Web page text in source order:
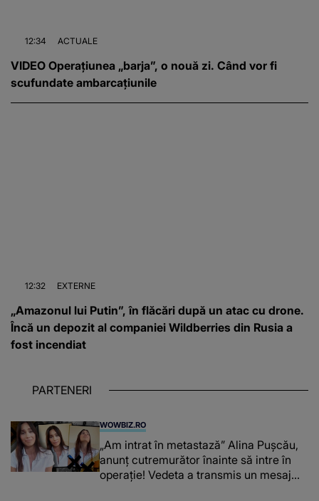
12:34 ACTUALE
VIDEO Operațiunea „barja”, o nouă zi. Când vor fi
scufundate ambarcațiunile
12:32 EXTERNE
„Amazonul lui Putin”, în flăcări după un atac cu drone.
Încă un depozit al companiei Wildberries din Rusia a
fost incendiat
PARTENERI
WOWBIZ.RO
„Am intrat în metastază” Alina Pușcău,
anunț cutremurător înainte să intre în
operație! Vedeta a transmis un mesaj